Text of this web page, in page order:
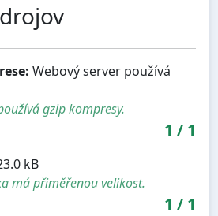
Webový server používá
gzip kompresy.
1 / 1
kB
má přiměřenou velikost.
1 / 1